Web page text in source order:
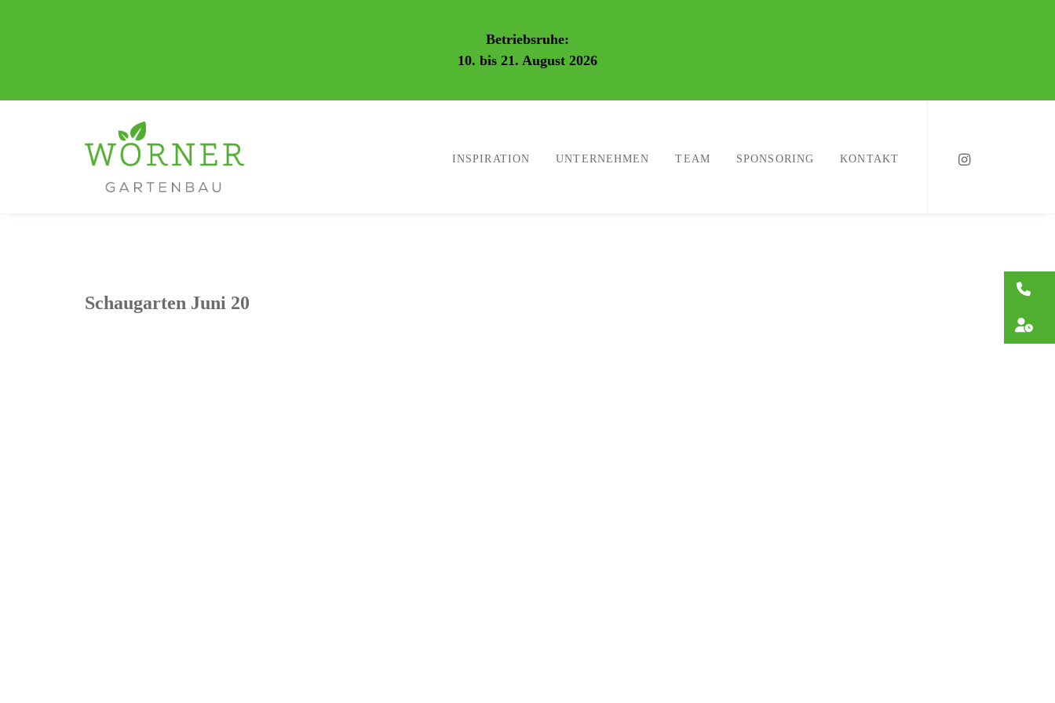
Betriebsruhe:
10. bis 21. August 2026
INSPIRATION UNTERNEHMEN TEAM SPONSORING KONTAKT
Schaugarten Juni 20